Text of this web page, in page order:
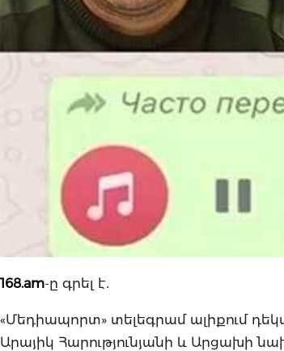
168.am-ը գրել է․
«Մեդիապորտ» տելեգրամ ալիքում
Արայիկ Հարությունյանի և Արցախի